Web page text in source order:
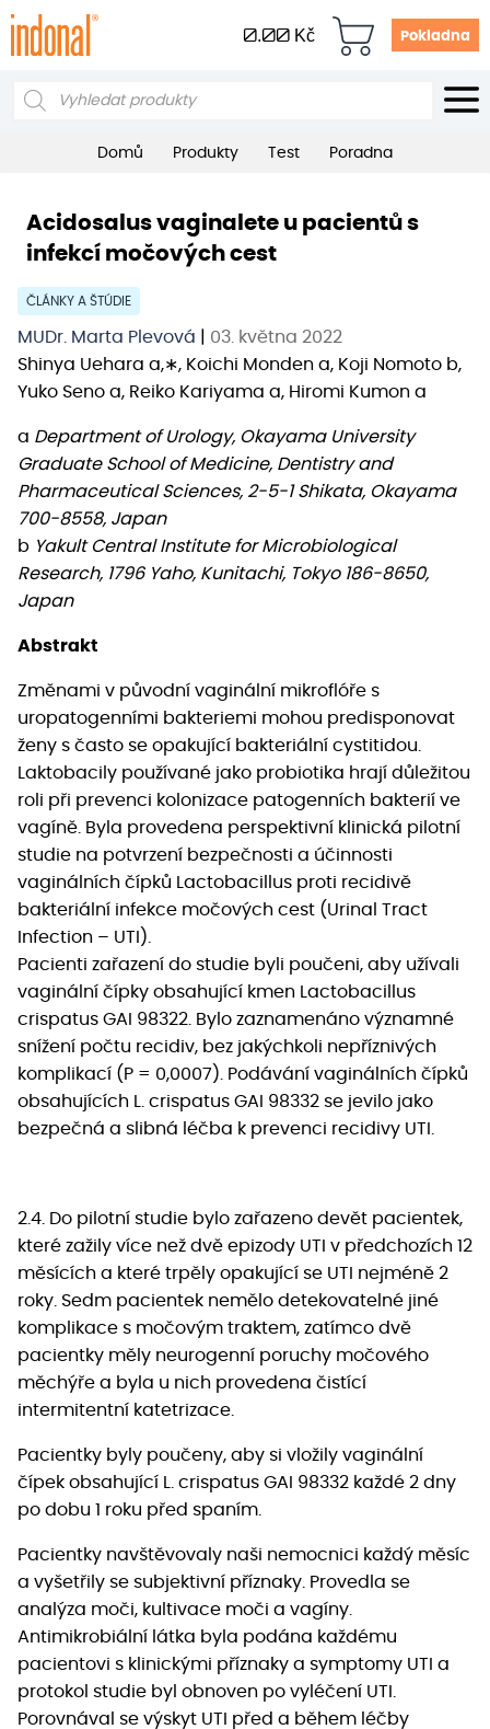
0.00 Kč Pokladna
Products
Domů Produkty Test Poradna
Acidosalus vaginalete u pacientů s
infekcí močových cest
ČLÁNKY A ŠTÚDIE
MUDr. Marta Plevová
03. května 2022
Shinya Uehara a,∗, Koichi Monden a, Koji Nomoto b,
Yuko Seno a, Reiko Kariyama a, Hiromi Kumon a
a Department of Urology, Okayama University
Graduate School of Medicine, Dentistry and
Pharmaceutical Sciences, 2-5-1 Shikata, Okayama
700-8558, Japan
b Yakult Central Institute for Microbiological
Research, 1796 Yaho, Kunitachi, Tokyo 186-8650,
Japan
Abstrakt
Změnami v původní vaginální mikroflóře s
uropatogenními bakteriemi mohou predisponovat
ženy s často se opakující bakteriální cystitidou.
Laktobacily používané jako probiotika hrají důležitou
roli při prevenci kolonizace patogenních bakterií ve
vagíně. Byla provedena perspektivní klinická pilotní
studie na potvrzení bezpečnosti a účinnosti
vaginálních čípků Lactobacillus proti recidivě
bakteriální infekce močových cest (Urinal Tract
Infection – UTI).
Pacienti zařazení do studie byli poučeni, aby užívali
vaginální čípky obsahující kmen Lactobacillus
crispatus GAI 98322. Bylo zaznamenáno významné
snížení počtu recidiv, bez jakýchkoli nepříznivých
komplikací (P = 0,0007). Podávání vaginálních čípků
obsahujících L. crispatus GAI 98332 se jevilo jako
bezpečná a slibná léčba k prevenci recidivy UTI.
2.4. Do pilotní studie bylo zařazeno devět pacientek,
které zažily více než dvě epizody UTI v předchozích 12
měsících a které trpěly opakující se UTI nejméně 2
roky. Sedm pacientek nemělo detekovatelné jiné
komplikace s močovým traktem, zatímco dvě
pacientky měly neurogenní poruchy močového
měchýře a byla u nich provedena čistící
intermitentní katetrizace.
Pacientky byly poučeny, aby si vložily vaginální
čípek obsahující L. crispatus GAI 98332 každé 2 dny
po dobu 1 roku před spaním.
Pacientky navštěvovaly naši nemocnici každý měsíc
a vyšetřily se subjektivní příznaky. Provedla se
analýza moči, kultivace moči a vagíny.
Antimikrobiální látka byla podána každému
pacientovi s klinickými příznaky a symptomy UTI a
protokol studie byl obnoven po vyléčení UTI.
Porovnával se výskyt UTI před a během léčby